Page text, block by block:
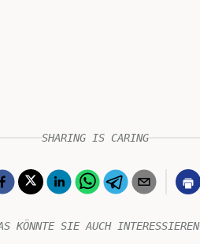
SHARING IS CARING
KÖNNTE SIE AUCH INTERESSIEREN